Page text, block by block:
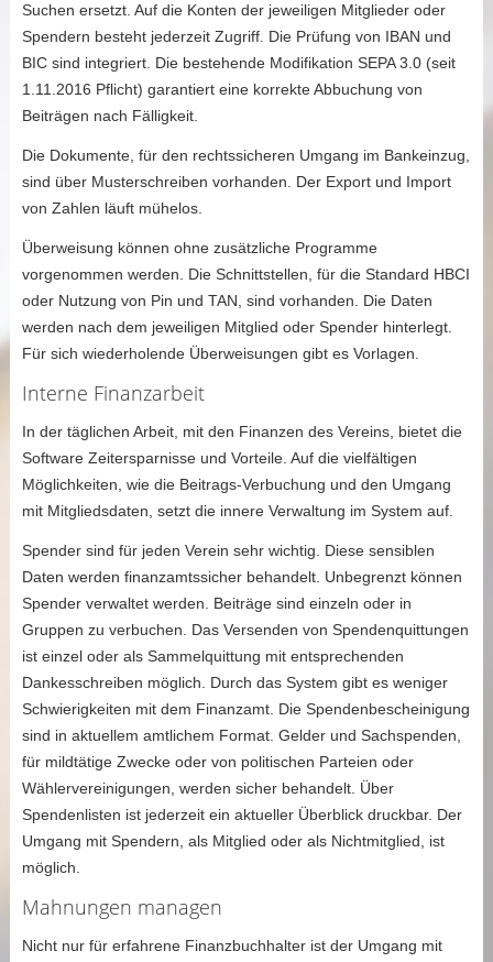
Suchen ersetzt. Auf die Konten der jeweiligen Mitglieder oder
Spendern besteht jederzeit Zugriff. Die Prüfung von IBAN und
BIC sind integriert. Die bestehende Modifikation SEPA 3.0 (seit
1.11.2016 Pflicht) garantiert eine korrekte Abbuchung von
Beiträgen nach Fälligkeit.
Die Dokumente, für den rechtssicheren Umgang im Bankeinzug,
sind über Musterschreiben vorhanden. Der Export und Import
von Zahlen läuft mühelos.
Überweisung können ohne zusätzliche Programme
vorgenommen werden. Die Schnittstellen, für die Standard HBCI
oder Nutzung von Pin und TAN, sind vorhanden. Die Daten
werden nach dem jeweiligen Mitglied oder Spender hinterlegt.
Für sich wiederholende Überweisungen gibt es Vorlagen.
Interne Finanzarbeit
In der täglichen Arbeit, mit den Finanzen des Vereins, bietet die
Software Zeitersparnisse und Vorteile. Auf die vielfältigen
Möglichkeiten, wie die Beitrags-Verbuchung und den Umgang
mit Mitgliedsdaten, setzt die innere Verwaltung im System auf.
Spender sind für jeden Verein sehr wichtig. Diese sensiblen
Daten werden finanzamtssicher behandelt. Unbegrenzt können
Spender verwaltet werden. Beiträge sind einzeln oder in
Gruppen zu verbuchen. Das Versenden von Spendenquittungen
ist einzel oder als Sammelquittung mit entsprechenden
Dankesschreiben möglich. Durch das System gibt es weniger
Schwierigkeiten mit dem Finanzamt. Die Spendenbescheinigung
sind in aktuellem amtlichem Format. Gelder und Sachspenden,
für mildtätige Zwecke oder von politischen Parteien oder
Wählervereinigungen, werden sicher behandelt. Über
Spendenlisten ist jederzeit ein aktueller Überblick druckbar. Der
Umgang mit Spendern, als Mitglied oder als Nichtmitglied, ist
möglich.
Mahnungen managen
Nicht nur für erfahrene Finanzbuchhalter ist der Umgang mit